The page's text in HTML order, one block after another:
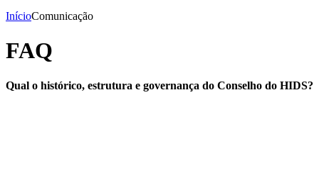
InícioComunicação
FAQ
Qual o histórico, estrutura e governança do Conselho do HIDS?